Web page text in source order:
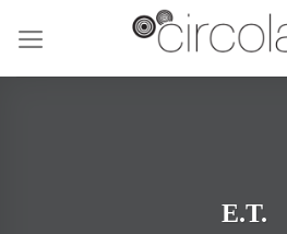
content
E.T.